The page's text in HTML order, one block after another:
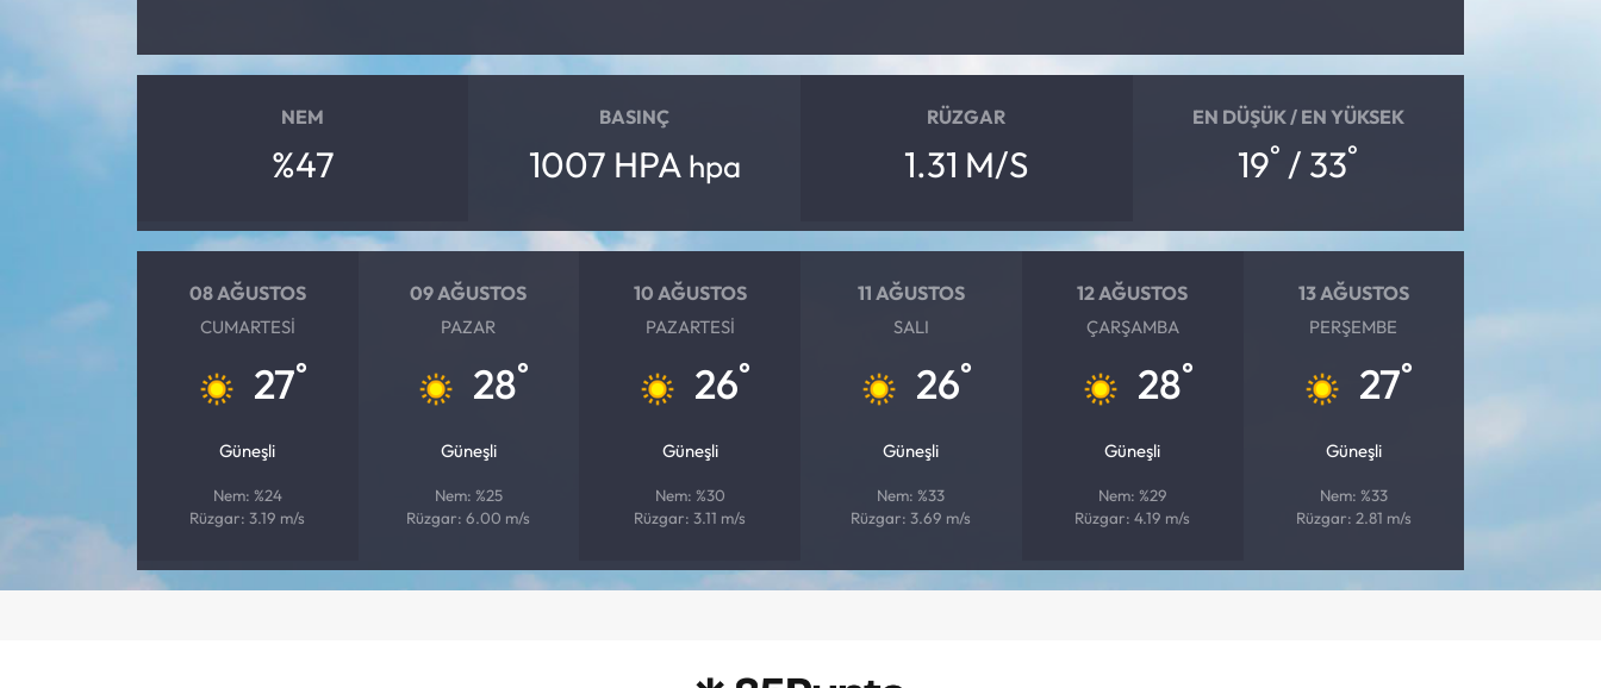
NEM
%47
BASINÇ
1007 HPA hpa
RÜZGAR
1.31 M/S
EN DÜŞÜK / EN YÜKSEK
19° / 33°
08 AĞUSTOS
CUMARTESI
27°
Güneşli
Nem: %24
Rüzgar: 3.19 m/s
09 AĞUSTOS
PAZAR
28°
Güneşli
Nem: %25
Rüzgar: 6.00 m/s
10 AĞUSTOS
PAZARTESI
26°
Güneşli
Nem: %30
Rüzgar: 3.11 m/s
11 AĞUSTOS
SALI
26°
Güneşli
Nem: %33
Rüzgar: 3.69 m/s
12 AĞUSTOS
ÇARŞAMBA
28°
Güneşli
Nem: %29
Rüzgar: 4.19 m/s
13 AĞUSTOS
PERŞEMBE
27°
Güneşli
Nem: %33
Rüzgar: 2.81 m/s